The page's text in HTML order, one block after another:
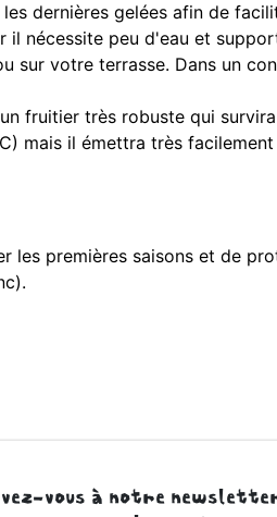
dernières gelées afin de
il nécessite peu d'eau et
sur votre terrasse. Dans un
fruitier très robuste qui
mais il émettra très
les premières saisons et de
vous à notre